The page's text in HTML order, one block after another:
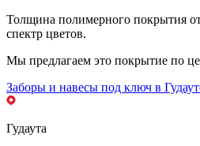
Толщина полимерного покрытия
спектр цветов.
Мы предлагаем это покрытие по
Заборы и навесы под ключ в
Гудаута